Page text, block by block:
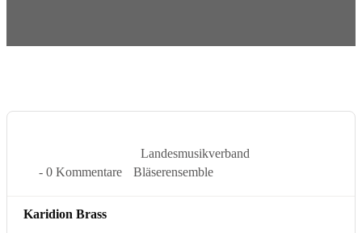
Landesmusikverband
- 0 Kommentare
Bläserensemble
Karidion Brass